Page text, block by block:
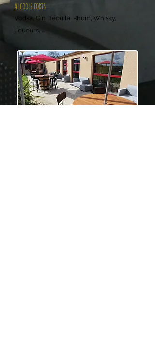
Alcools forts
Vodka, Gin, Tequila, Rhum, Whisky,
liqueurs, ...